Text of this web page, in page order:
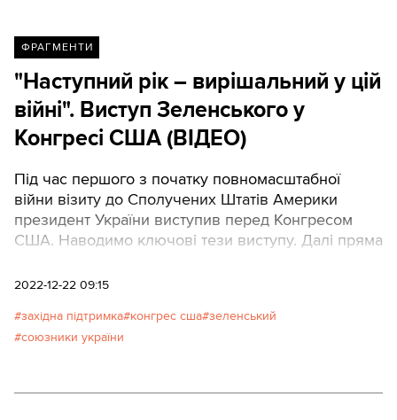
ФРАГМЕНТИ
"Наступний рік – вирішальний у цій
війні". Виступ Зеленського у
Конгресі США (ВІДЕО)
Під час першого з початку повномасштабної
війни візиту до Сполучених Штатів Америки
президент України виступив перед Конгресом
США. Наводимо ключові тези виступу. Далі пряма
2022-12-22 09:15
західна підтримка конгрес сша зеленський
союзники україни